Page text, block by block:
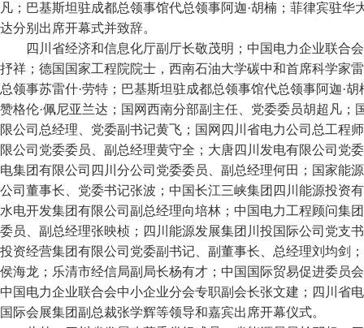
凡；巴基斯坦驻成都总领事馆代总领事阿迦·胡楠；菲律宾驻华
达分别出席开幕式并致辞。
四川省经济和信息化厅副厅长敬茂明；中国电力企业联合
抒祥；德国国家工程院院士，西南石油大学碳中和首席科学家
总领事苏雷什·劳特；巴基斯坦驻成都总领事馆代总领事阿迦·
赞格伦·佩尼亚兰达；国网西南分部副主任、党委委员胡超凡；
限公司总经理、党委副书记黄飞；国网四川省电力公司总工程
限公司党委委员、副总经理黄守全；大唐四川发电有限公司党
电集团有限公司四川分公司党委委员、副总经理何田；国家能
公司董事长、党委书记张波；中国长江三峡集团四川能源投资
水电开发集团有限公司副总经理向培林；中国电力工程顾问集
委员、副总经理张映桢；四川能源发展集团川投国际公司党支
投资经营集团有限公司党委副书记、副董事长、总经理刘均剑
侯海龙；乐清市经信局副局长杨有才；中国国际贸易促进委员
中国电力企业联合会中小企业分会专职副会长张文建；四川省
国际会展集团副总裁张学辉等领导和嘉宾出席开幕仪式。